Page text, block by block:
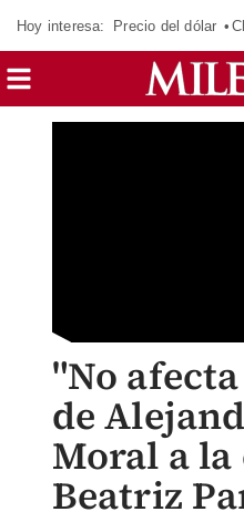
Hoy interesa: Precio del dólar
"No
de
Moral a
Beatriz